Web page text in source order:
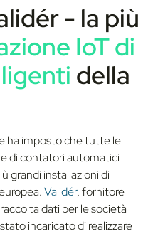
- la più
IoT di
della
ha imposto che tutte le
di contatori automatici
grandi installazioni di
Validér, fornitore
dati per le società
incaricato di realizzare